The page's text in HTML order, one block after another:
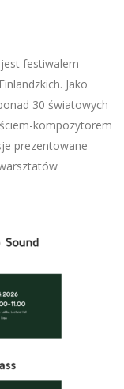
festiwalem
Jako
30 światowych
kompozytorem
prezentowane